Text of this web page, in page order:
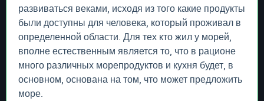
развиваться веками, исходя из того какие продукты
были доступны для человека, который проживал в
определенной области. Для тех кто жил у морей,
вполне естественным является то, что в рационе
много различных морепродуктов и кухня будет, в
основном, основана на том, что может предложить
море.